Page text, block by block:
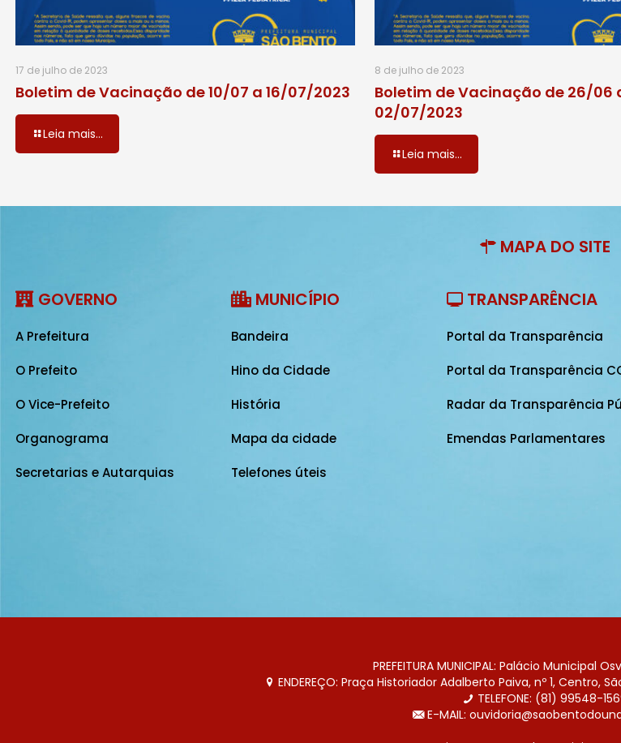
17 de julho de 2023
Boletim de Vacinação de 10/07 a 16/07/2023
Leia mais...
8 de julho de 2023
Boletim de Vacinação de 26/06
02/07/2023
Leia mais...
MAPA DO SITE
GOVERNO
A Prefeitura
O Prefeito
O Vice-Prefeito
Organograma
Secretarias e Autarquias
MUNICÍPIO
Bandeira
Hino da Cidade
História
Mapa da cidade
Telefones úteis
TRANSPARÊNCIA
Portal da Transparência
Portal da Transparência
Radar da Transparência
Emendas Parlamentares
PREFEITURA MUNICIPAL: Palácio Municipal
ENDEREÇO: Praça Historiador Adalberto Paiva, nº 1, Centro,
TELEFONE: (81) 99548-
E-MAIL: